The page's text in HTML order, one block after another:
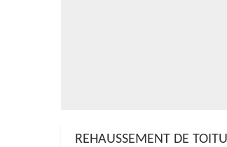
REHAUSSEMENT DE